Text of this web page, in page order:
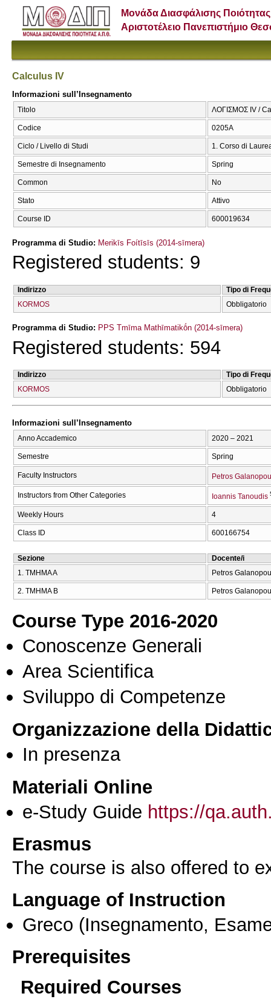
Μονάδα Διασφάλισης Ποιότητας
Αριστοτέλειο Πανεπιστήμιο
Calculus IV
Informazioni sull’Insegnamento
Titolo ΛΟΓΙΣΜΟΣ IV /
Codice 0205Α
Ciclo / Livello di Studi 1. Corso di
Semestre di Insegnamento Spring
Common No
Stato Attivo
Course ID 600019634
Programma di Studio: Merikīs Foítīsīs (2014-sīmera)
Registered students: 9
Indirizzo
Tipo di
KORMOS
Obbligatorio
Programma di Studio: PPS Tmīma Mathīmatikṓn (2014-sīmera)
Registered students: 594
Indirizzo
Tipo di
KORMOS
Obbligatorio
Informazioni sull’Insegnamento
Anno Accademico 2020 – 2021
Semestre Spring
Faculty Instructors Petros
Instructors from Other Categories Ioannis Tanoudis
Weekly Hours 4
Class ID 600166754
Sezione
Docente/i
1. ΤΜΗΜΑ Α
Petros
2. ΤΜΗΜΑ Β Petros
Course Type 2016-2020
Conoscenze Generali
Area Scientifica
Sviluppo di Competenze
Organizzazione della
In presenza
Materiali Online
e-Study Guide https://
Erasmus
The course is also offered to
Language of Instruction
Greco (Insegnamento,
Prerequisites
Required Courses